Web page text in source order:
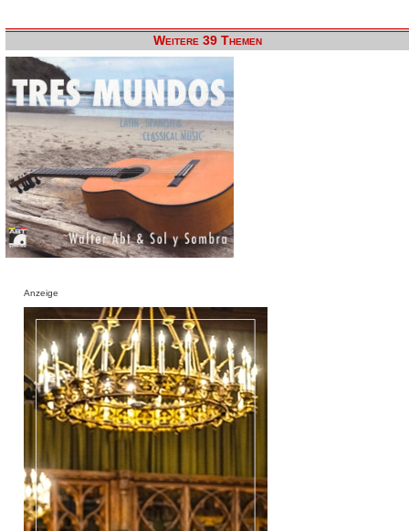
Weitere 39 Themen
Anzeige